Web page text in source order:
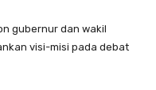
gubernur dan wakil
visi-misi pada debat